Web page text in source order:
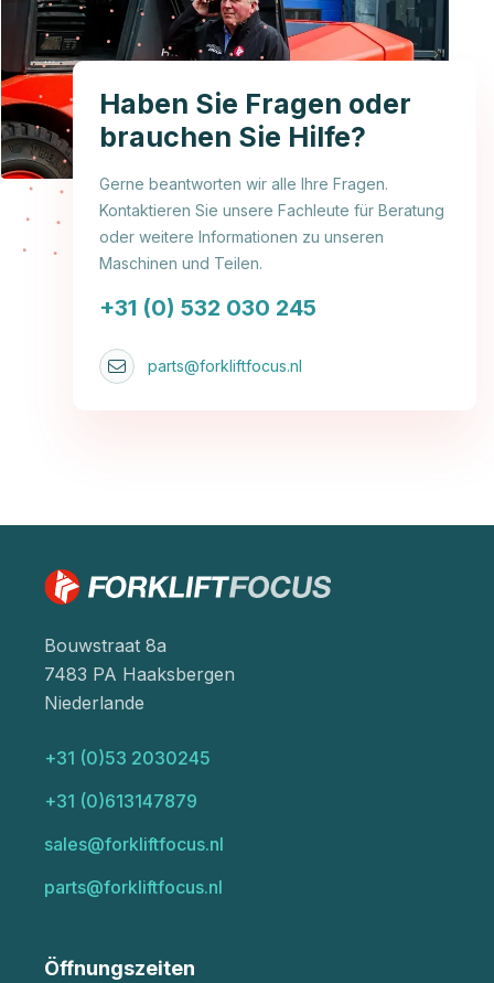
Haben Sie Fragen oder
brauchen Sie Hilfe?
Gerne beantworten wir alle Ihre Fragen.
Kontaktieren Sie unsere Fachleute für Beratung
oder weitere Informationen zu unseren
Maschinen und Teilen.
+31 (0) 532 030 245
parts@forkliftfocus.nl
Bouwstraat 8a
7483 PA Haaksbergen
Niederlande
+31 (0)53 2030245
+31 (0)613147879
sales@forkliftfocus.nl
parts@forkliftfocus.nl
Öffnungszeiten